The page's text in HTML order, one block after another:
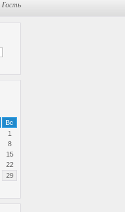
Гость
Вс
1
8
15
22
29